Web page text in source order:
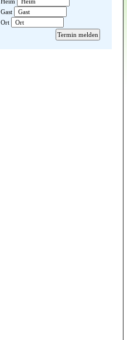
Gast
Ort